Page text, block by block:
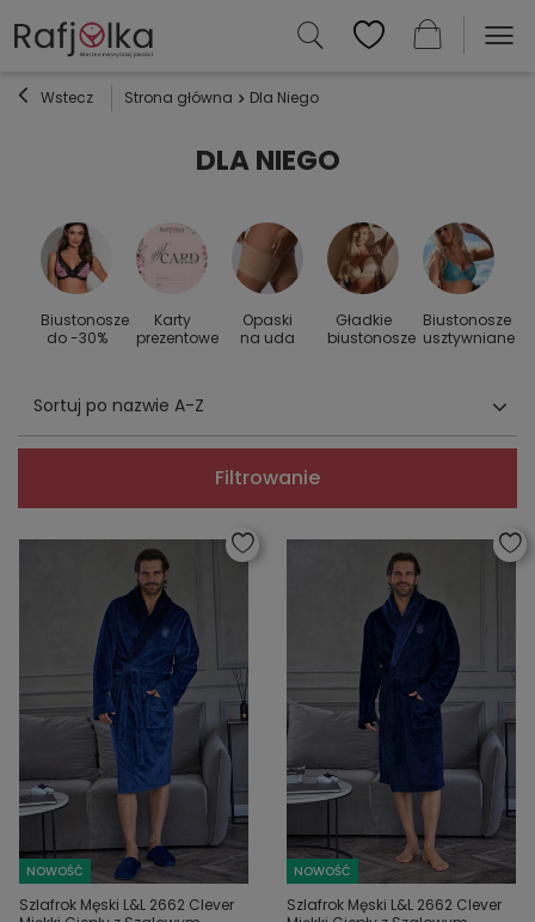
Wstecz Strona główna Dla Niego
DLA NIEGO
Biustonosze
do -30%
Karty
prezentowe
Opaski
na uda
Gładkie
biustonosze
Biustonosze
usztywniane
Sortuj po nazwie A-Z
Filtrowanie
NOWOŚĆ
Szlafrok Męski L&L 2662 Clever
NOWOŚĆ
Szlafrok Męski L&L 2662 Clever